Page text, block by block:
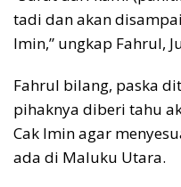
tadi dan akan
Imin,” ungkap Fahrul,
Fahrul bilang, paska
pihaknya diberi tahu
Cak Imin agar
ada di Maluku Utara.